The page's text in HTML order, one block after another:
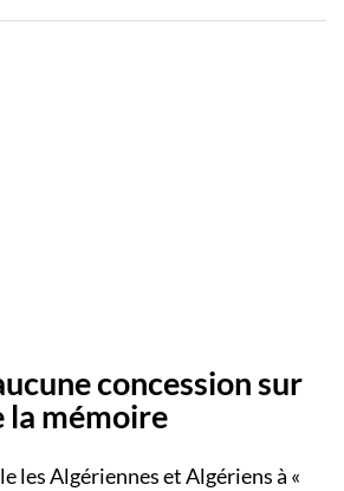
concession sur
la mémoire
les Algériennes et Algériens à «